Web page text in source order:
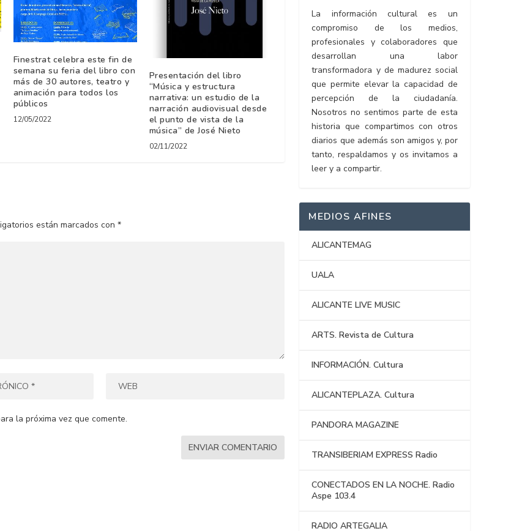
Finestrat celebra este fin de
semana su feria del libro con
más de 30 autores, teatro y
animación para todos los
públicos
12/05/2022
Presentación del libro
“Música y estructura
narrativa: un estudio de la
narración audiovisual desde
el punto de vista de la
música” de José Nieto
02/11/2022
están marcados con*
la próxima vez que comente.
La información cultural es un
compromiso de los medios,
profesionales y colaboradores que
desarrollan una labor
transformadora y de madurez social
que permite elevar la capacidad de
percepción de la ciudadanía.
Nosotros no sentimos parte de esta
historia que compartimos con otros
diarios que además son amigos y, por
tanto, respaldamos y os invitamos a
leer y a compartir.
MEDIOS AFINES
ALICANTEMAG
UALA
ALICANTE LIVE MUSIC
ARTS. Revista de Cultura
INFORMACIÓN. Cultura
ALICANTEPLAZA. Cultura
PANDORA MAGAZINE
TRANSIBERIAM EXPRESS Radio
CONECTADOS EN LA NOCHE. Radio
Aspe 103.4
RADIO ARTEGALIA